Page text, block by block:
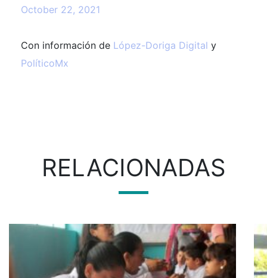
October 22, 2021
Con información de López-Doriga Digital y
PolíticoMx
RELACIONADAS